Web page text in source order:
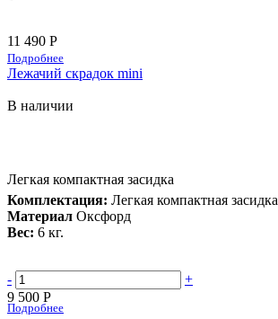
11 490 Р
Подробнее
Лежачий скрадок mini
В наличии
Легкая компактная засидка
Комплектация: Легкая компактная засидка
Материал Оксфорд
Вес: 6 кг.
-
+
9 500 Р
Подробнее